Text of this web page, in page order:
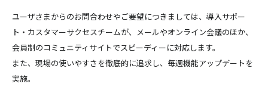
ユーザさまからのお問合わせやご要望につきましては、導入サポー
ト・カスタマーサクセスチームが、メールやオンライン会議のほか、
会員制のコミュニティサイトでスピーディーに対応します。
また、現場の使いやすさを徹底的に追求し、毎週機能アップデートを
実施。